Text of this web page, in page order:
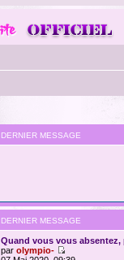
DERNIER MESSAGE
DERNIER MESSAGE
Quand vous vous absentez,
parolympio-